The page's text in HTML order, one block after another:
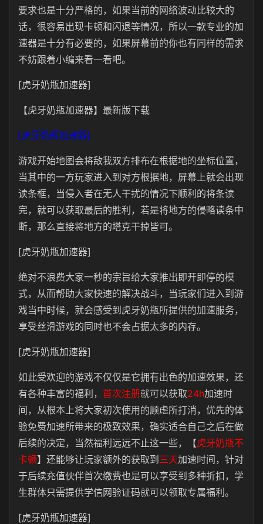
要求也是十分严格的，如果当前的网络波动比较大的
话，很容易出现卡顿和闪退等情况，所以一款专业的加
速器是十分有必要的，如果屏幕前的你也有同样的需求
不妨跟着小编来看一看吧。
[虎牙奶瓶加速器]
【虎牙奶瓶加速器】最新版下载
[虎牙奶瓶加速器]
游戏开始地图会将敌我双方排布在根据地的坐标位置，
当其中的一方玩家进入到对方根据地，屏幕上就会出现
读条框，当侵入者在无人干扰的情况下顺利的将条读
完，就可以获取最后的胜利，若是将地方的侵略读条中
断，那么直接将地方的塔克干掉皆可。
[虎牙奶瓶加速器]
绝对不浪费大家一秒的宗旨给大家推出即开即停的模
式，从而帮助大家快速的解决战斗，当玩家们进入到游
戏当中时候，就会感受到虎牙奶瓶所提供的加速服务，
享受丝滑游戏的同时也不会占据太多的内存。
[虎牙奶瓶加速器]
如此受欢迎的游戏不仅仅是它拥有出色的加速效果，还
有各种丰富的福利， 首次注册就可以获取24h加速时
间，从根本上将大家初次使用的顾虑所打消，优先的体
验免费加速所带来的极致效果，确实适合自己之后在做
后续的决定，当然福利远远不止这一些，【虎牙奶瓶不
卡顿】还能够让玩家额外的获取到 三天加速时间，针对
于后续充值伙伴首次缴费也是可以享受到多种折扣，学
生群体只需提供学信网验证码就可以领取专属福利。
[虎牙奶瓶加速器]